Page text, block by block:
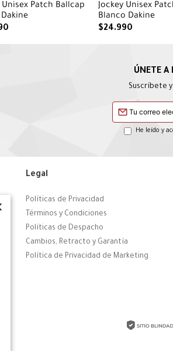
Unisex Patch Ballcap
Jockey Unisex
Blanco Dakine
$24.990
Suscríbete
He leído y
Legal
Políticas de Privacidad
Términos y Condiciones
Políticas de Despacho
Cambios, Retracto y Garantía
Política de Privacidad de Marketing